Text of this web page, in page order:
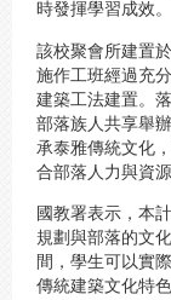
時發揮學習成效。
該校聚會所建置
施作工班經過充
建築工法建置。
部落族人共享舉
承泰雅傳統文化
合部落人力與資
國教署表示，本
規劃與部落的文
間，學生可以實
傳統建築文化特